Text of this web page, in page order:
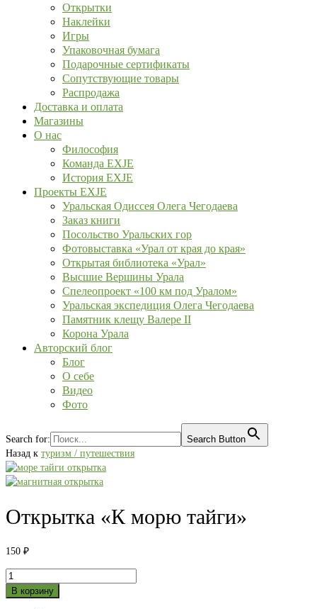
Открытки
Наклейки
Игры
Упаковочная бумага
Подарочные сертификаты
Сопутствующие товары
Распродажа
Доставка и оплата
Магазины
О нас
Философия
Команда EXJE
История EXJE
Проекты EXJE
Уральская Одиссея Олега Чегодаева
Заказ книги
Посольство Уральских гор
Фотовыставка «Урал от края до края»
Открытая библиотека «Урал»
Высшие Вершины Урала
Спелеопроект «100 км под Уралом»
Уральская экспедиция Олега Чегодаева
Памятник клещу Валере II
Корона Урала
Авторский блог
Блог
О себе
Видео
Фото
Search for:
Search Button
Назад к туризм / путешествия
Открытка «К морю тайги»
150 ₽
Количество
товара
В корзину